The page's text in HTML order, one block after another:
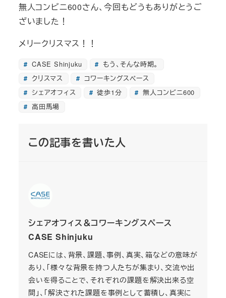
無人コンビニ600さん、今回もどうもありがとうご
ざいました！
メリークリスマス！！
CASE Shinjuku
もう、そんな時期。
クリスマス
コワーキングスペース
シェアオフィス
徒歩1分
無人コンビニ600
高田馬場
この記事を書いた人
シェアオフィス＆コワーキングスペース
CASE Shinjuku
CASEには、背景、課題、事例、真実、箱などの意味が
あり、「様々な背景を持つ人たちが集まり、交流や出
会いを得ることで、それぞれの課題を解決出来る空
間」、「解決された課題を事例として蓄積し、真実に